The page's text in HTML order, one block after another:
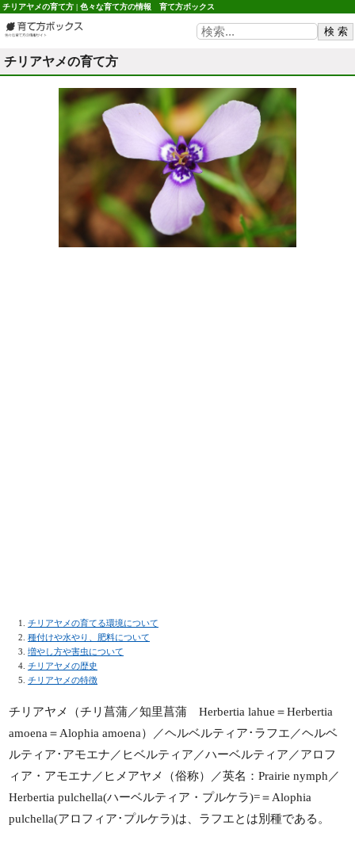
チリアヤメの育て方 | 色々な育て方の情報 育て方ボックス
チリアヤメの育て方
チリアヤメの育てる環境について
種付けや水やり、肥料について
増やし方や害虫について
チリアヤメの歴史
チリアヤメの特徴
チリアヤメ（チリ菖蒲／知里菖蒲 Herbertia lahue＝Herbertia
amoena＝Alophia amoena）／ヘルベルティア･ラフエ／ヘルベ
ルティア･アモエナ／ヒベルティア／ハーベルティア／アロフ
ィア・アモエナ／ヒメアヤメ（俗称）／英名：Prairie nymph／
Herbertia pulchella(ハーベルティア・プルケラ)=＝Alophia
pulchella(アロフィア･プルケラ)は、ラフエとは別種である。